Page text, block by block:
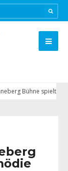
Bühne spielt